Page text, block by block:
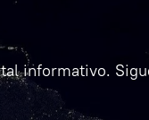
informativo.